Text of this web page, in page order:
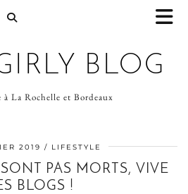
BLOG
La Rochelle et Bordeaux
2019 LIFESTYLE
PAS MORTS, VIVE
BLOGS !